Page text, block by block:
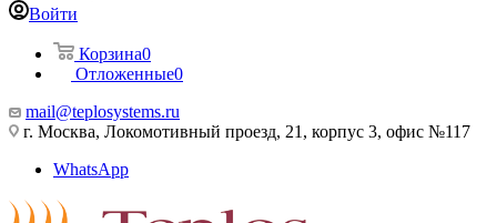
Войти
Корзина0
Отложенные0
mail@teplosystems.ru
г. Москва, Локомотивный проезд, 21, корпус 3, офис №117
WhatsApp